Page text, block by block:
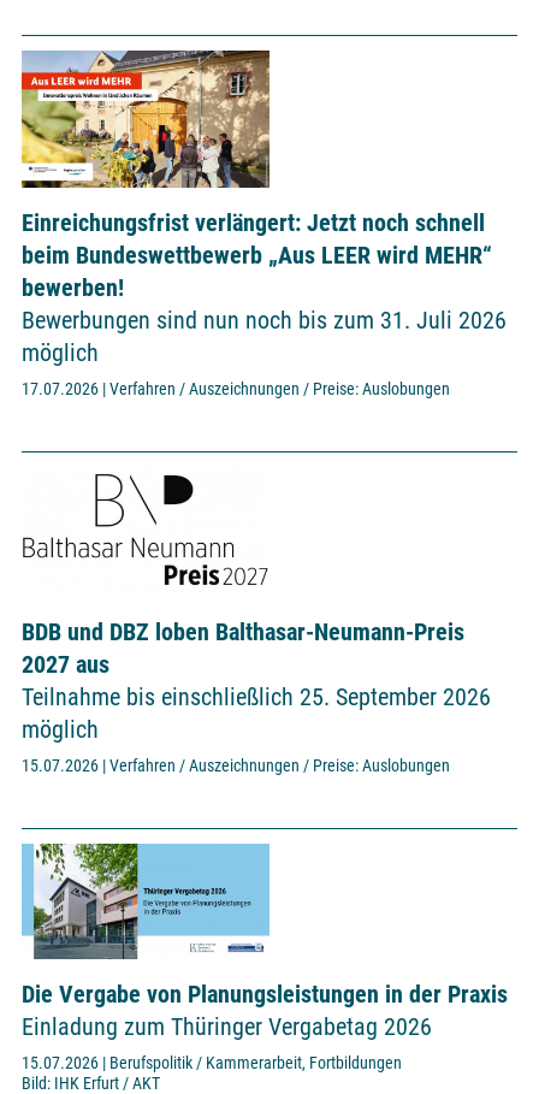
Einreichungsfrist verlängert: Jetzt noch schnell
beim Bundeswettbewerb „Aus LEER wird MEHR“
bewerben!
Bewerbungen sind nun noch bis zum 31. Juli 2026
möglich
17.07.2026 | Verfahren / Auszeichnungen / Preise: Auslobungen
BDB und DBZ loben Balthasar-Neumann-Preis
2027 aus
Teilnahme bis einschließlich 25. September 2026
möglich
15.07.2026 | Verfahren / Auszeichnungen / Preise: Auslobungen
Die Vergabe von Planungsleistungen in der Praxis
Einladung zum Thüringer Vergabetag 2026
15.07.2026 | Berufspolitik / Kammerarbeit, Fortbildungen
Bild: IHK Erfurt / AKT